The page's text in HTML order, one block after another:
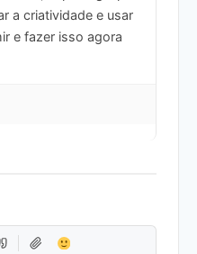
a criatividade e usar
e fazer isso agora